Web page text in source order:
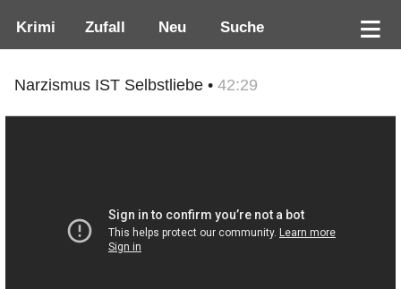
Krimi Zufall Neu Suche
Narzismus IST Selbstliebe • 42:29